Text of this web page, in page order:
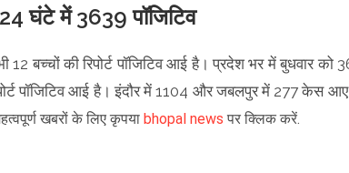
24 घंटे में 3639 पॉजिटिव
12 बच्चों की रिपोर्ट पॉजिटिव आई है। प्रदेश भर में बुधवार
पॉजिटिव आई है। इंदौर में 1104 और जबलपुर में 277 केस
खबरों के लिए कृपया bhopal news पर क्लिक करें.